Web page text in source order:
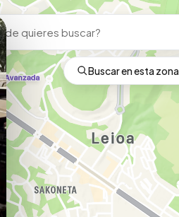
Buscar en esta zona